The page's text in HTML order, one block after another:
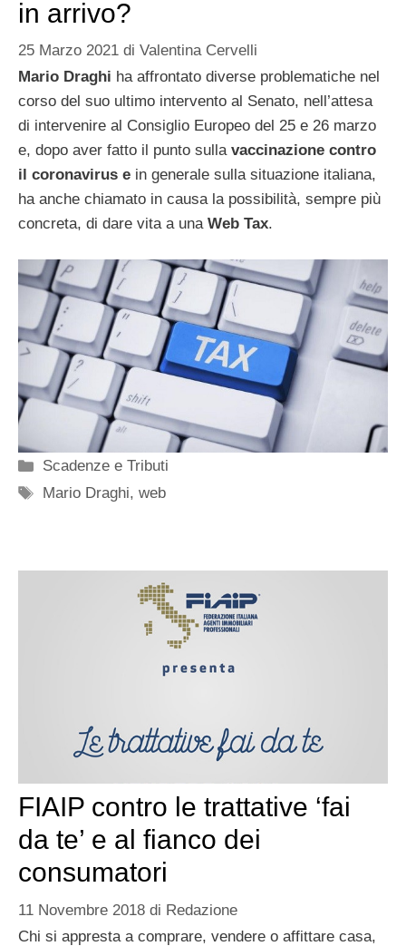
in arrivo?
25 Marzo 2021 di Valentina Cervelli
Mario Draghi ha affrontato diverse problematiche nel
corso del suo ultimo intervento al Senato, nell’attesa
di intervenire al Consiglio Europeo del 25 e 26 marzo
e, dopo aver fatto il punto sulla vaccinazione contro
il coronavirus e in generale sulla situazione italiana,
ha anche chiamato in causa la possibilità, sempre più
concreta, di dare vita a una Web Tax.
Categorie
Scadenze e Tributi
Tag
Mario Draghi,web
FIAIP contro le trattative ‘fai
da te’ e al fianco dei
consumatori
11 Novembre 2018 di Redazione
Chi si appresta a comprare, vendere o affittare casa,